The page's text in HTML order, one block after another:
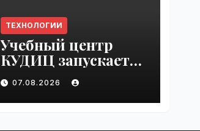
ТЕХНОЛОГИИ
Учебный центр
КУДИЦ запускает
авторизованный
курс по
администрировани
07.08.2026